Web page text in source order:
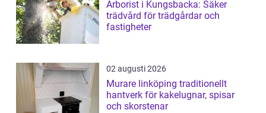
Arborist i Kungsbacka: Säker
trädvård för trädgårdar och
fastigheter
02 augusti 2026
Murare linköping traditionellt
hantverk för kakelugnar, spisar
och skorstenar